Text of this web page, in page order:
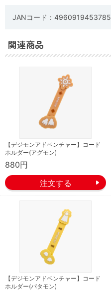
JANコード：4960919453785
関連商品
【デジモンアドベンチャー】コード
ホルダー(アグモン)
880円
【デジモンアドベンチャー】コード
ホルダー(パタモン)